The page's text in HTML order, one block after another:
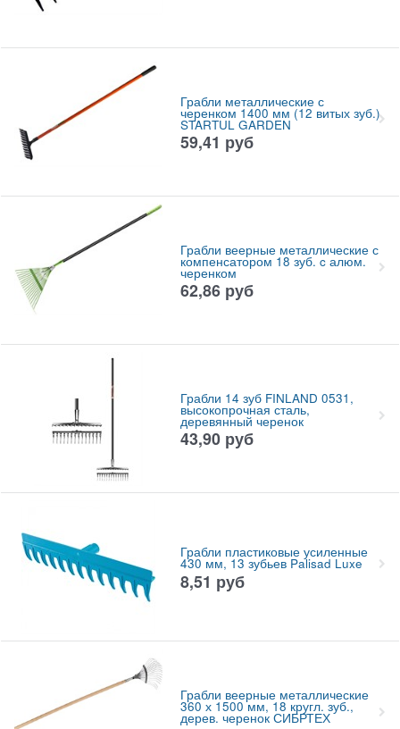
Грабли металлические с
черенком 1400 мм (12 витых зуб.)
STARTUL GARDEN
59,41 руб
Грабли веерные металлические с
компенсатором 18 зуб. c алюм.
черенком
62,86 руб
Грабли 14 зуб FINLAND 0531,
высокопрочная сталь,
деревянный черенок
43,90 руб
Грабли пластиковые усиленные
430 мм, 13 зубьев Palisad Luxe
8,51 руб
Грабли веерные металлические
360 х 1500 мм, 18 кругл. зуб.,
дерев. черенок СИБРТЕХ